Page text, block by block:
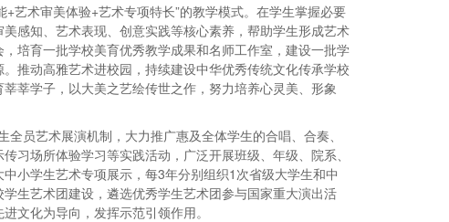
艺术审美体验+艺术专项特长”的教学模式。在学生掌握必要
感知、艺术表现、创意实践等核心素养，帮助学生形成艺术
培育一批学校美育优秀教学成果和名师工作室，建设一批学
推动高雅艺术进校园，持续建设中华优秀传统文化传承学校
莘学子，以大美之艺绘传世之作，努力培养心灵美、形象
员艺术展演机制，大力推广惠及全体学生的合唱、合奏、
习场所体验学习等实践活动，广泛开展班级、年级、院系、
小学生艺术专项展示，每3年分别组织1次省级大学生和中
生艺术团建设，遴选优秀学生艺术团参与国家重大演出活
文化为导向，发挥示范引领作用。